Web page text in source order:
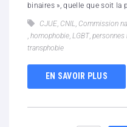
binaires », quelle que soit la
CJUE, CNIL, Commission
, homophobie, LGBT, personnes
transphobie
EN SAVOIR PLUS